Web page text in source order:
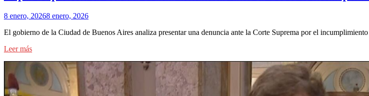
8 enero, 20268 enero, 2026
El gobierno de la Ciudad de Buenos Aires analiza presentar una denuncia ante la Corte Suprema por el
Leer más